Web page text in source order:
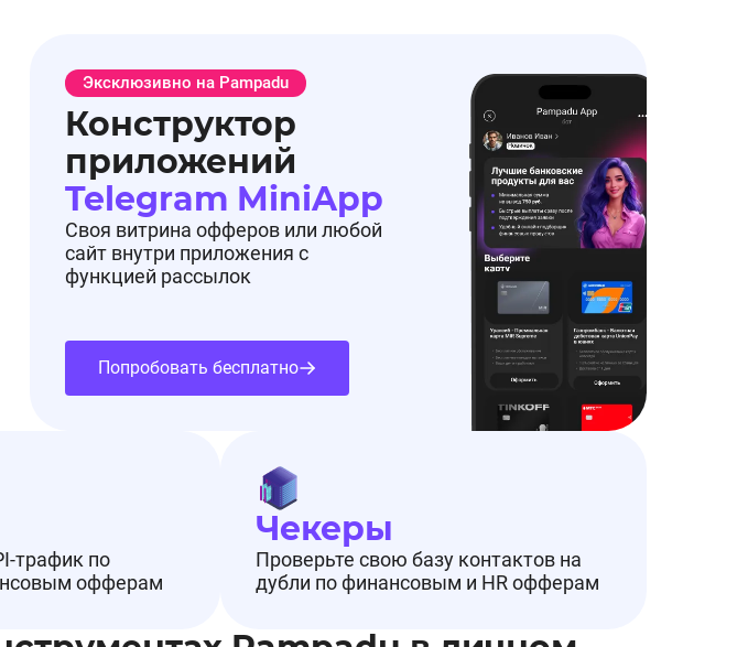
Эксклюзивно на Pampadu
Конструктор
приложений
Telegram MiniApp
Своя витрина офферов или любой
сайт внутри приложения с
функцией рассылок
Попробовать бесплатно
трафик по
офферам
Чекеры
Проверьте свою базу контактов на
дубли по финансовым и HR офферам